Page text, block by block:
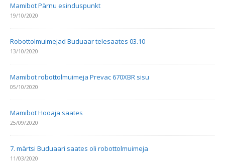
Mamibot Pärnu esinduspunkt
19/10/2020
Robottolmuimejad Buduaar telesaates 03.10
13/10/2020
Mamibot robottolmuimeja Prevac 670XBR sisu
05/10/2020
Mamibot Hooaja saates
25/09/2020
7. märtsi Buduaari saates oli robottolmuimeja
11/03/2020